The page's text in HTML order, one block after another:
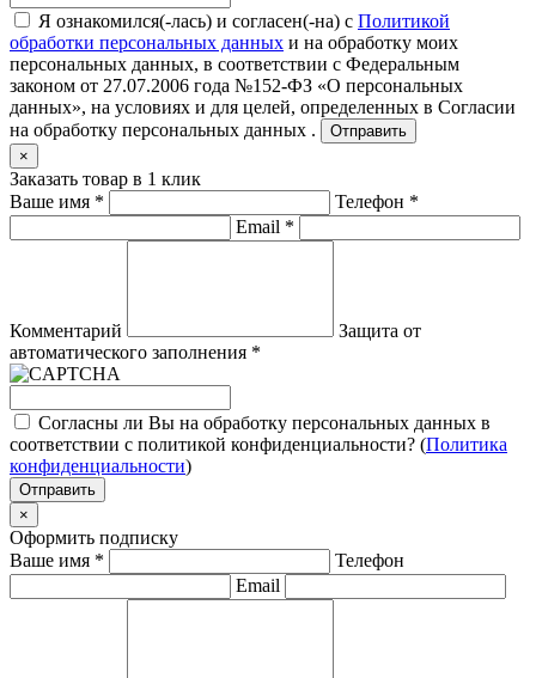
Я ознакомился(-лась) и согласен(-на) с Политикой
обработки персональных данных и на обработку моих
персональных данных, в соответствии с Федеральным
законом от 27.07.2006 года №152-ФЗ «О персональных
данных», на условиях и для целей, определенных в Согласии
на обработку персональных данных .
Отправить
×
Заказать товар в 1 клик
Ваше имя * Телефон *
Email *
Комментарий
Защита от
автоматического заполнения *
Согласны ли Вы на обработку персональных данных в
соответствии с политикой конфиденциальности? (Политика
конфиденциальности)
Отправить
×
Оформить подписку
Ваше имя *
Телефон
Email